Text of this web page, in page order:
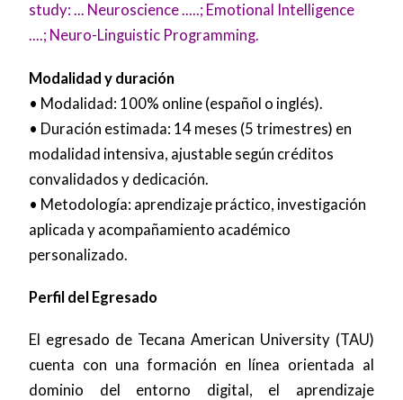
study: ... Neuroscience .....; Emotional Intelligence
....; Neuro-Linguistic Programming.
Modalidad y duración
• Modalidad: 100% online (español o inglés).
• Duración estimada: 14 meses (5 trimestres) en
modalidad intensiva, ajustable según créditos
convalidados y dedicación.
• Metodología: aprendizaje práctico, investigación
aplicada y acompañamiento académico
personalizado.
Perfil del Egresado
El egresado de Tecana American University (TAU)
cuenta con una formación en línea orientada al
dominio del entorno digital, el aprendizaje